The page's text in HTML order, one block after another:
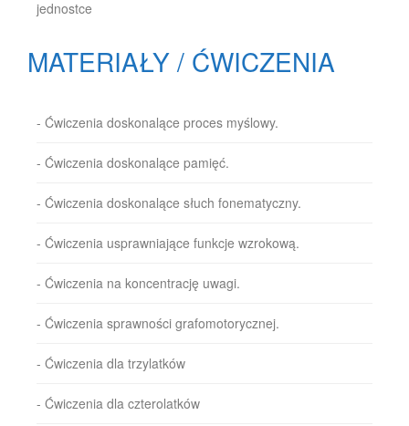
jednostce
MATERIAŁY / ĆWICZENIA
- Ćwiczenia doskonalące proces myślowy.
- Ćwiczenia doskonalące pamięć.
- Ćwiczenia doskonalące słuch fonematyczny.
- Ćwiczenia usprawniające funkcje wzrokową.
- Ćwiczenia na koncentrację uwagi.
- Ćwiczenia sprawności grafomotorycznej.
- Ćwiczenia dla trzylatków
- Ćwiczenia dla czterolatków